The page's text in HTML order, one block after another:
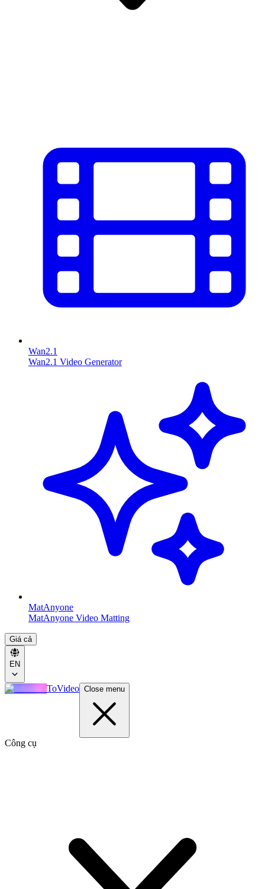
Wan2.1
Wan2.1 Video Generator
MatAnyone
MatAnyone Video Matting
Giá cả
EN
ToVideo Close menu
Công cụ